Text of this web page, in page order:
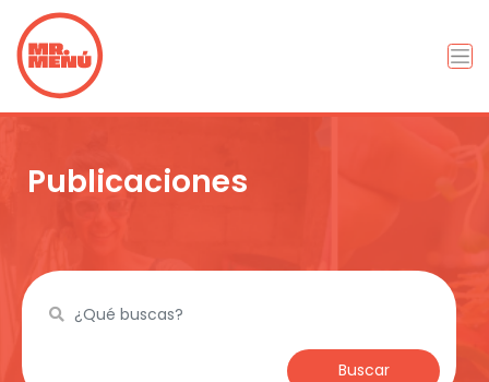
Publicaciones
Buscar